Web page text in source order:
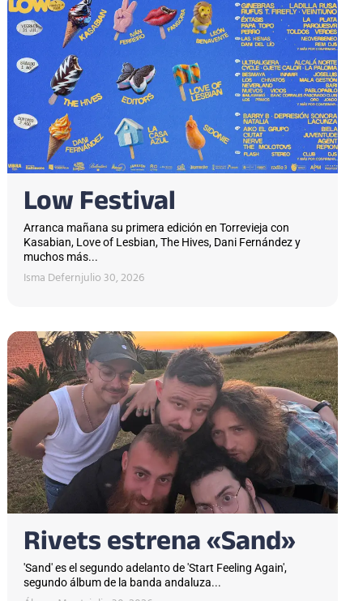
Low Festival
Arranca mañana su primera edición en Torrevieja con
Kasabian, Love of Lesbian, The Hives, Dani Fernández y
muchos más...
Isma Defernjulio 30, 2026
Rivets estrena «Sand»
'Sand' es el segundo adelanto de 'Start Feeling Again',
segundo álbum de la banda andaluza...